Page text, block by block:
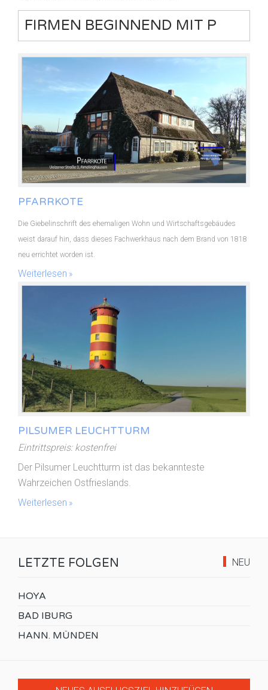
FIRMEN BEGINNEND MIT P
PFARRKOTE
Die Giebelinschrift des ehemaligen Wohn und Wirtschaftsgebäudes
weist darauf hin, dass dieses Fachwerkhaus nach dem Brand von 1818
neu errichtet worden ist.
Weiterlesen
PILSUMER LEUCHTTURM
Eintrittspreis: kostenfrei
Der Pilsumer Leuchtturm ist das bekannteste
Wahrzeichen Ostfrieslands.
Weiterlesen
NEU
LETZTE FOLGEN
HOYA
BAD IBURG
HANN. MÜNDEN